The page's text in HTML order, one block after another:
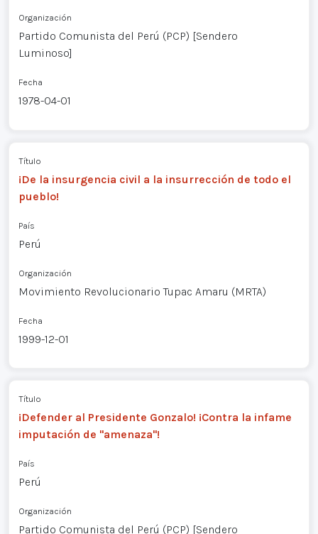
Organización
Partido Comunista del Perú (PCP) [Sendero
Luminoso]
Fecha
1978-04-01
Título
¡De la insurgencia civil a la insurrección de todo el
pueblo!
País
Perú
Organización
Movimiento Revolucionario Tupac Amaru (MRTA)
Fecha
1999-12-01
Título
¡Defender al Presidente Gonzalo! ¡Contra la infame
imputación de "amenaza"!
País
Perú
Organización
Partido Comunista del Perú (PCP) [Sendero